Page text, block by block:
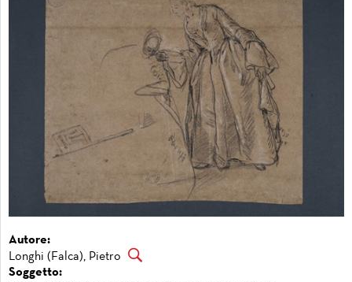
Autore:
Longhi (Falca), Pietro
Soggetto: